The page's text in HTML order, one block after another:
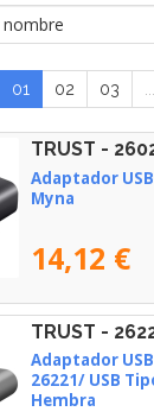
01 02 03
TRUST -
Adaptador
Myna
14,12 €
TRUST -
Adaptador
26221/ USB
Hembra